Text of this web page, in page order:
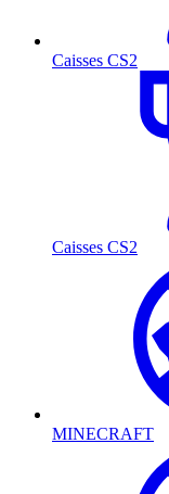
Caisses CS2
Caisses CS2
MINECRAFT